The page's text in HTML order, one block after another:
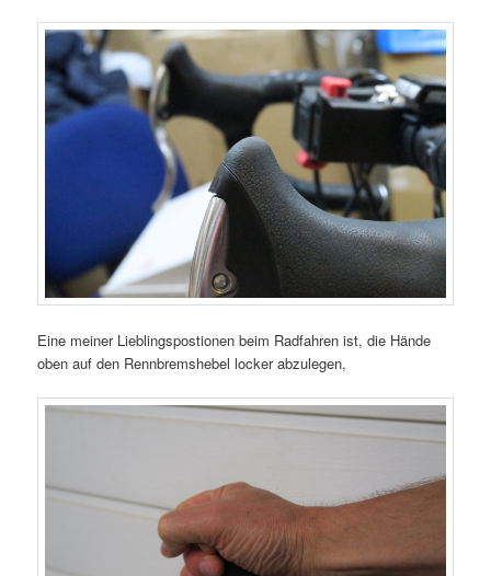
Eine meiner Lieblingspostionen beim Radfahren ist, die Hände
oben auf den Rennbremshebel locker abzulegen,